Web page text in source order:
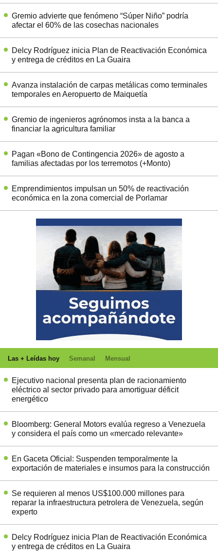
Gremio advierte que fenómeno “Súper Niño” podría
afectar el 60% de las cosechas nacionales
Delcy Rodríguez inicia Plan de Reactivación Económica
y entrega de créditos en La Guaira
Avanza instalación de carpas metálicas como terminales
temporales en Aeropuerto de Maiquetía
Gremio de ingenieros agrónomos insta a la banca a
financiar la agricultura familiar
Pagan «Bono de Contingencia 2026» de agosto a
familias afectadas por los terremotos (+Monto)
Emprendimientos impulsan un 50% de reactivación
económica en la zona comercial de Porlamar
Las + Leídas hoy Semanal Mensual
Ejecutivo nacional presenta plan de racionamiento
eléctrico al sector privado para amortiguar déficit
energético
Bloomberg: General Motors evalúa regreso a Venezuela
y considera el país como un «mercado relevante»
En Gaceta Oficial: Suspenden temporalmente la
exportación de materiales e insumos para la construcción
Se requieren al menos US$100.000 millones para
reparar la infraestructura petrolera de Venezuela, según
experto
Delcy Rodríguez inicia Plan de Reactivación Económica
y entrega de créditos en La Guaira